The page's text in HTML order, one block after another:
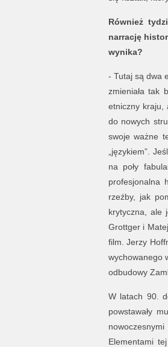
Również
narrację
wynika?
- Tutaj są dwa
zmieniała tak
etniczny kraju,
do nowych
swoje ważne
„językiem”.
na poły
profesjonalna
rzeźby, jak
krytyczna, ale
Grottger i
film. Jerzy
wychowanego
odbudowy
W latach 90.
powstawały
Elementami